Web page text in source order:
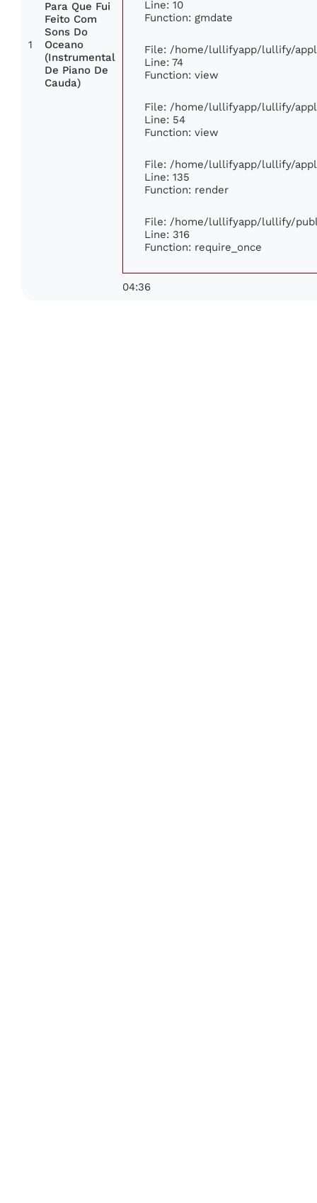
1
Para Que Fui
Feito Com
Sons Do
Oceano
(Instrumental
De Piano De
Cauda)
Line: 10
Function: gmdate
File: /home/lullifyapp/lullify/
Line: 74
Function: view
File: /home/lullifyapp/lullify/
Line: 54
Function: view
File: /home/lullifyapp/lullify/
Line: 135
Function: render
File: /home/lullifyapp/lullify/
Line: 316
Function: require_once
04:36